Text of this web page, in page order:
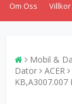
Om Oss
Mobil &
Dator
ACER
KB,A3007.007